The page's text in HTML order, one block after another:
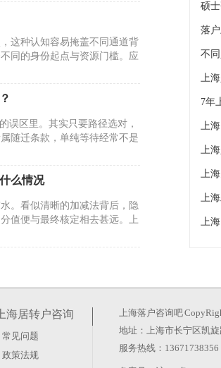
这种认知容易掩盖不同通道背
同的身份起点与资源门槛。应
误区里。其实只要路径选对，
随迁条款，单纯等待经常不是
么情况
。看似清晰的加减法背后，隐
值便与最终核定相去甚远。上
2026年的政策调整却反其道而
硕
不
上
7年
上
上
上
上
上
上海居转户咨询
常见问题
政策法规
上海落户咨询吧
地址：上海市长宁区凯
服务热线：